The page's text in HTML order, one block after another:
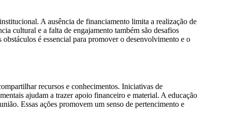
A ausência de financiamento limita a realização de
cultural e a falta de engajamento também são desafios
é essencial para promover o desenvolvimento e o
recursos e conhecimentos. Iniciativas de
ajudam a trazer apoio financeiro e material. A educação
Essas ações promovem um senso de pertencimento e